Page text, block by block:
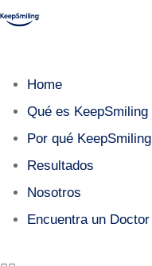
Home
Qué es KeepSmiling
Por qué KeepSmiling
Resultados
Nosotros
Encuentra un Doctor